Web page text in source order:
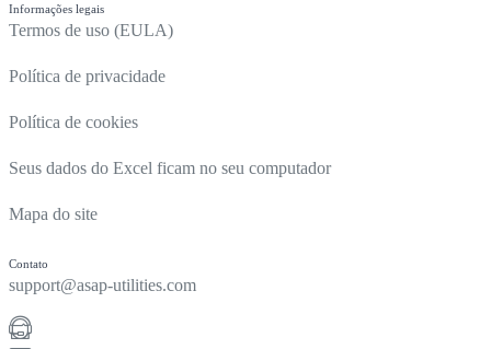
Informações legais
Termos de uso (EULA)
Política de privacidade
Política de cookies
Seus dados do Excel ficam no seu computador
Mapa do site
Contato
support@asap-utilities.com